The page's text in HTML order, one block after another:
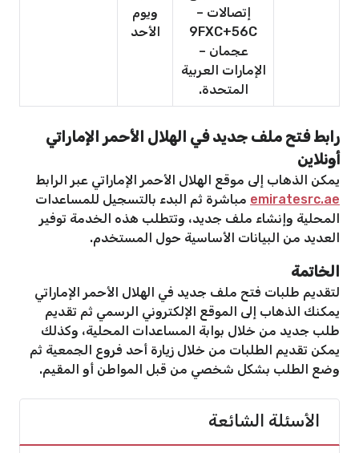
إتصالات –
9FXC+56C
عجمان –
الإمارات العربية
المتحدة.
ويوم
الأحد
رابط فتح ملف جديد في الهلال الأحمر الإماراتي
أونلاين
يمكن الذهاب إلى موقع الهلال الأحمر الإماراتي عبر الرابط
emiratesrc.ae مباشرة ثم البدء بالتسجيل للمساعدات
المحلية وإنشاء ملف جديد، وتتطلب هذه الخدمة توفير
العديد من البيانات الأساسية حول المستخدم.
الخاتمة
لتقديم طلبات فتح ملف جديد في الهلال الأحمر الإماراتي
يمكنك الذهاب إلى الموقع الإلكتروني الرسمي ثم تقديم
طلب جديد من خلال بوابة المساعدات المحلية، وكذلك
يمكن تقديم الطلبات من خلال زيارة أحد فروع الجمعية ثم
وضع الطلب بشكل شخصي من قبل المواطن أو المقيم.
الأسئلة الشائعة